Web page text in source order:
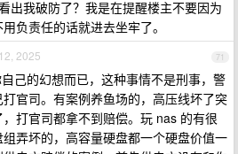
出我破防了？我是在提醒楼主不要因为
负责任的话就进去坐牢了。
71
2025
己的幻想而已，这种事情不是刑事，警
官司。有案例养鱼场的，高压线坏了突
打官司都拿不到赔偿。玩 nas 的有很
弄坏的，高容量硬盘都一个硬盘价值一